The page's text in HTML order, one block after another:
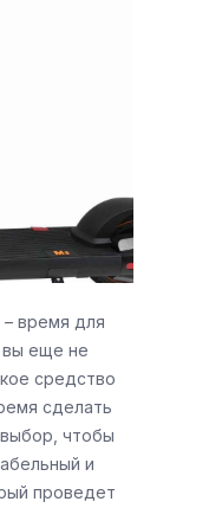
– время для
вы еще не
средство
сделать
чтобы
и
проведет
для